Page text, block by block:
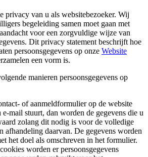
privacy van u als websitebezoeker. Wij
begeleiding samen moet gaan met
voor een zorgvuldige wijze van
Dit privacy statement beschrijft hoe
persoonsgegevens op onze Website
een vorm is.
manieren persoonsgegevens op
of aanmeldformulier op de website
mail stuurt, dan worden de gegevens die u
zolang dit nodig is voor de volledige
afhandeling daarvan. De gegevens worden
het doel als omschreven in het formulier.
worden er persoonsgegevens